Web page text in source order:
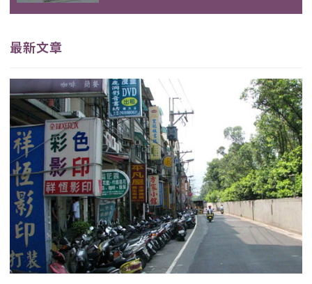
最新文章